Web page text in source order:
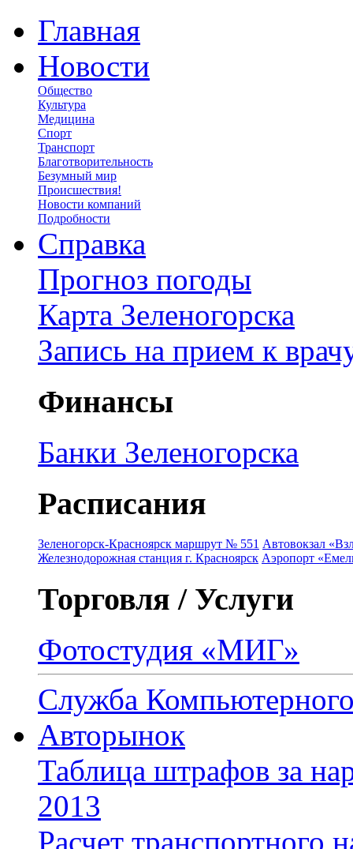
Главная
Новости
Общество
Культура
Медицина
Спорт
Транспорт
Благотворительность
Безумный мир
Происшествия!
Новости компаний
Подробности
Справка
Прогноз погоды
Карта Зеленогорска
Запись на прием к
Финансы
Банки Зеленогорска
Расписания
Зеленогорск-Красноярск маршрут № 551 Автовокзал
Железнодорожная станция г. Красноярск Аэропорт
Торговля / Услуги
Фотостудия «МИГ»
Служба
Авторынок
Таблица штрафов за
2013
Расчет транспортного